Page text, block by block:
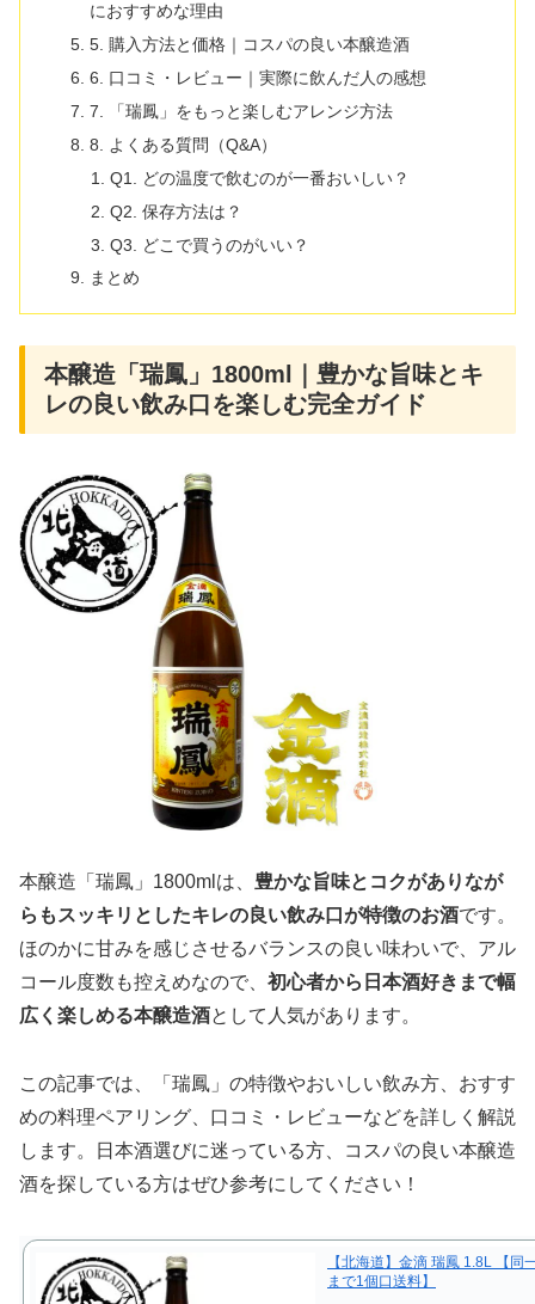
におすすめな理由
5. 購入方法と価格｜コスパの良い本醸造酒
6. 口コミ・レビュー｜実際に飲んだ人の感想
7. 「瑞鳳」をもっと楽しむアレンジ方法
8. よくある質問（Q&A）
Q1. どの温度で飲むのが一番おいしい？
Q2. 保存方法は？
Q3. どこで買うのがいい？
まとめ
本醸造「瑞鳳」1800ml｜豊かな旨味とキ
レの良い飲み口を楽しむ完全ガイド
本醸造「瑞鳳」1800mlは、 豊かな旨味とコクがありなが
らもスッキリとしたキレの良い飲み口が特徴のお酒です。
ほのかに甘みを感じさせるバランスの良い味わいで、アル
コール度数も控えめなので、 初心者から日本酒好きまで幅
広く楽しめる本醸造酒として人気があります。
この記事では、「瑞鳳」の特徴やおいしい飲み方、おすす
めの料理ペアリング、口コミ・レビューなどを詳しく解説
します。日本酒選びに迷っている方、コスパの良い本醸造
酒を探している方はぜひ参考にしてください！
【北海道】金滴 瑞鳳 1.8L 【同
まで1個口送料】